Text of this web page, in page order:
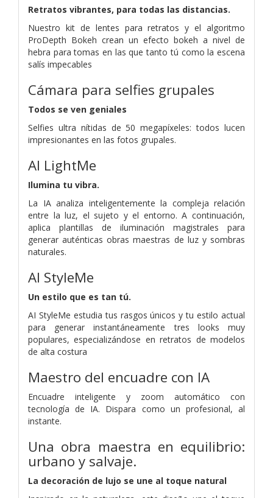
Retratos vibrantes, para todas las distancias.
Nuestro kit de lentes para retratos y el algoritmo
ProDepth Bokeh crean un efecto bokeh a nivel de
hebra para tomas en las que tanto tú como la escena
salís impecables
Cámara para selfies grupales
Todos se ven geniales
Selfies ultra nítidas de 50 megapíxeles: todos lucen
impresionantes en las fotos grupales.
AI LightMe
Ilumina tu vibra.
La IA analiza inteligentemente la compleja relación
entre la luz, el sujeto y el entorno. A continuación,
aplica plantillas de iluminación magistrales para
generar auténticas obras maestras de luz y sombras
naturales.
AI StyleMe
Un estilo que es tan tú.
AI StyleMe estudia tus rasgos únicos y tu estilo actual
para generar instantáneamente tres looks muy
populares, especializándose en retratos de modelos
de alta costura
Maestro del encuadre con IA
Encuadre inteligente y zoom automático con
tecnología de IA. Dispara como un profesional, al
instante.
Una obra maestra en equilibrio:
urbano y salvaje.
La decoración de lujo se une al toque natural